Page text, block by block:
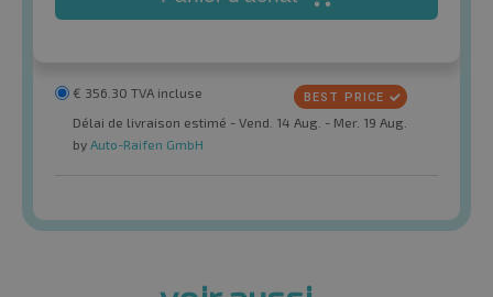
€ 356.30 TVA incluse
Délai de livraison estimé - Vend. 14 Aug. - Mer. 19 Aug.
by Auto-Raifen GmbH